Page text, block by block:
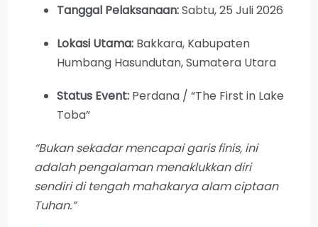
Tanggal Pelaksanaan:Sabtu, 25 Juli 2026
Lokasi Utama: Bakkara, Kabupaten
Humbang Hasundutan, Sumatera Utara
Status Event: Perdana / “The First in Lake
Toba”
“Bukan sekadar mencapai garis finis, ini
adalah pengalaman menaklukkan diri
sendiri di tengah mahakarya alam ciptaan
Tuhan.”